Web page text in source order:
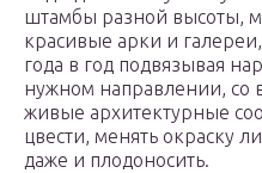
штамбы разной высоты,
красивые арки и
года в год подвязывая
нужном направлении,
живые архитектурные
цвести, менять окраску
даже и плодоносить.